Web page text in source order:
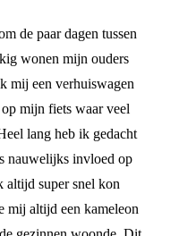
de paar dagen tussen
wonen mijn ouders
mij een verhuiswagen
mijn fiets waar veel
lang heb ik gedacht
nauwelijks invloed op
altijd super snel kon
mij altijd een kameleon